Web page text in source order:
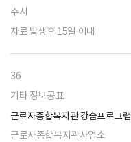
수시
자료 발생후 15일 이내
36
기타 정보공표
근로자종합복지관 강습프로그램
근로자종합복지관사업소